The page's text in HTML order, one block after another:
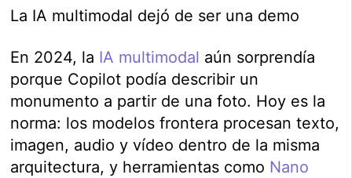
La IA multimodal dejó de ser una demo
En 2024, la IA multimodal aún sorprendía
porque Copilot podía describir un
monumento a partir de una foto. Hoy es la
norma: los modelos frontera procesan texto,
imagen, audio y vídeo dentro de la misma
arquitectura, y herramientas como Nano